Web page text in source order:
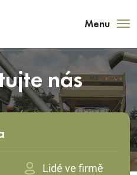
Menu
nás
Lidé ve firmě